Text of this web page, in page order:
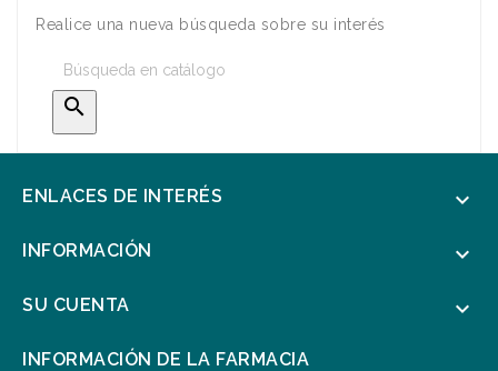
Realice una nueva búsqueda sobre su interés

ENLACES DE INTERÉS 
INFORMACIÓN 
SU CUENTA 
INFORMACIÓN DE LA FARMACIA